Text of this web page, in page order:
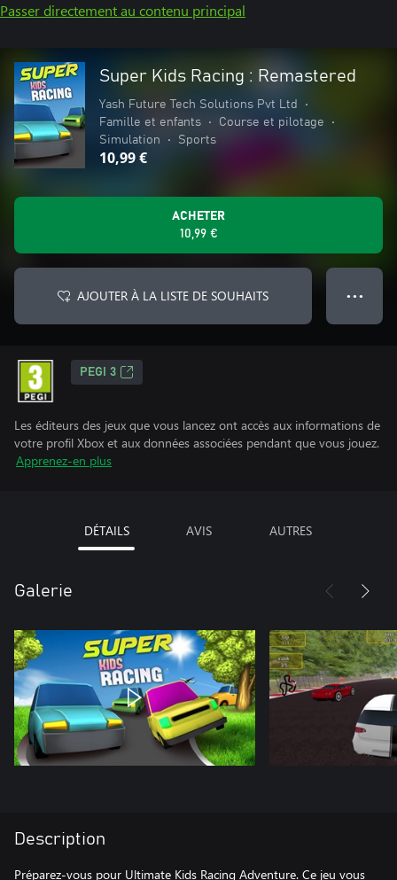
Passer directement au contenu principal
Super Kids Racing : Remastered
Yash Future Tech Solutions Pvt Ltd
•
Famille et enfants
• Course et pilotage
•
Simulation
• Sports
10,99 €
ACHETER
10,99 €
AJOUTER À LA LISTE DE SOUHAITS ● ● ●
PEGI 3
Les éditeurs des jeux que vous lancez ont accès aux informations de
votre profil Xbox et aux données associées pendant que vous jouez.
Apprenez-en plus
DÉTAILS AVIS AUTRES
Galerie
Description
Préparez-vous pour Ultimate Kids Racing Adventure. Ce jeu vous